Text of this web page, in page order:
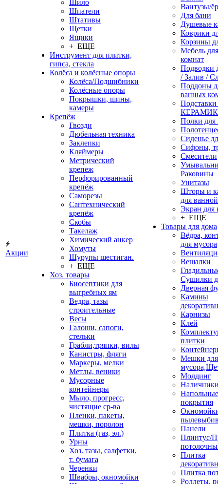
Акции
Шило
Шпатели
Штативы
Щетки
Ящики
+ ЕЩЕ
Инструмент для плитки,
гипса, стекла
Колёса и колёсные опоры
Колёса/Подшибники
Колёсные опоры
Покрышки, шины,
камеры
Крепёж
Гвозди
Дюбельная техника
Заклепки
Кляймеры
Метрический
крепеж
Перфорированный
крепёж
Саморезы
Сантехнический
крепёж
Скобы
Такелаж
Химический анкер
Хомуты
Шурупы шестиган.
+ ЕЩЕ
Хоз. товары
Биосептики для
выгребных ям
Ведра, тазы
строительные
Весы
Галоши, сапоги,
стельки
Грабли,тряпки, вилы
Канистры, фляги
Маркеры, мелки
Метлы, веники
Мусорные
контейнеры
Мыло, прогресс,
чистящие ср-ва
Пленки, пакеты,
мешки, поролон
Плитка (газ, эл.)
Урны
Хоз. тазы, салфетки,
т. бумага
Черенки
Швабры, окномойки
Вантузы/
Для бани
Душевые
Коврики
Корзины
Мебель
комнат
Подводки
/ Залив /
Поддоны
ванных
Полки для
Сиденье
Сифоны,
Смесители
Раковины
Унитазы
Шторы и
для ванной
Экран для
+ ЕЩЕ
Товары для дома
Вёдра,
для мусора
Вешалки
Сушилки
Дверная
Камины
Карнизы
Клей
плитки
Мешки для
Молдинг
Напольные
покрытия
Панели
Плинтус/
Плитка
Плитка
Роллеты,